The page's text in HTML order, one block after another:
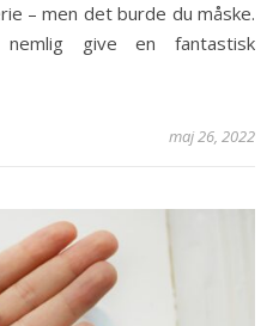
– men det burde du måske.
nemlig give en fantastisk
maj 26, 2022